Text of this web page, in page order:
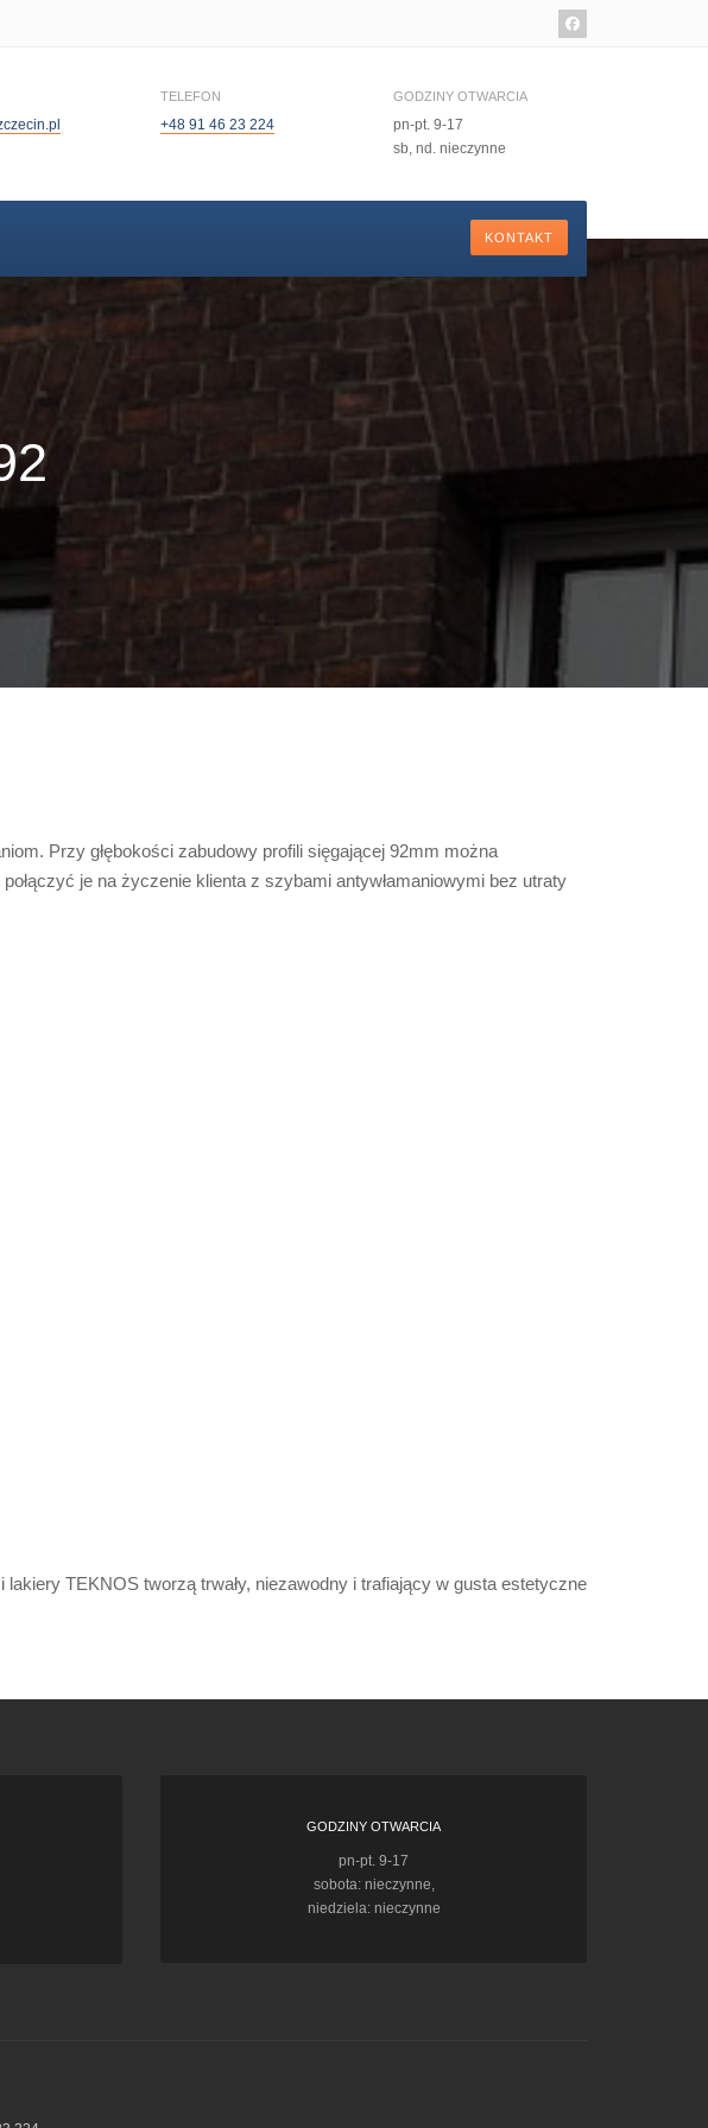
TELEFON
+48 91 46 23 224
GODZINY OTWARCIA
pn-pt. 9-17
sb, nd. nieczynne
KONTAKT
Przy głębokości zabudowy profili sięgającej 92mm można
je na życzenie klienta z szybami antywłamaniowymi bez utraty
TEKNOS tworzą trwały, niezawodny i trafiający w gusta estetyczne
GODZINY OTWARCIA
pn-pt. 9-17
sobota: nieczynne,
niedziela: nieczynne